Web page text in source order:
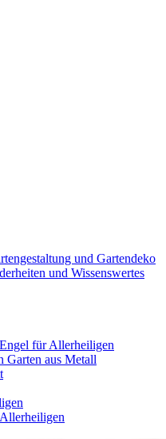
und Gartendeko
und Wissenswertes
für Allerheiligen
Garten aus Metall